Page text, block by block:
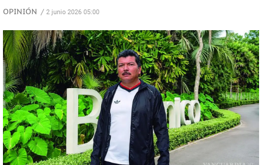
OPINIÓN / 2 junio 2026 05:00